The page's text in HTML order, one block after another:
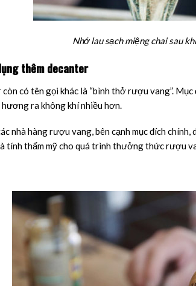
Nhớ lau sạch miệng chai sau
thêm decanter
có tên gọi khác là “bình thở rượu vang”.
ra không khí nhiều hơn.
nhà hàng rượu vang, bên cạnh mục đích
tính thẩm mỹ cho quá trình thưởng thức rượu